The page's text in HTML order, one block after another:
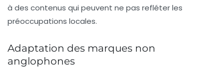
à des contenus qui peuvent ne pas refléter les
préoccupations locales.
Adaptation des marques non
anglophones